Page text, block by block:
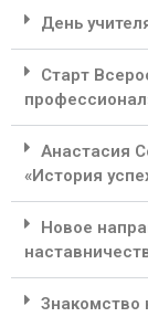
День
Старт
Анастасия
«История
Новое
Знакомство